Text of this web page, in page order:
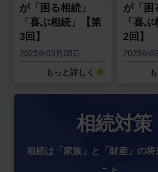
が「困る相続」
「喜ぶ相続」【第
3回】
2025年03月05日
もっと詳しく
が「困
「喜
2回】
2025年
相続対策
相続は「家族」と「財産」の将